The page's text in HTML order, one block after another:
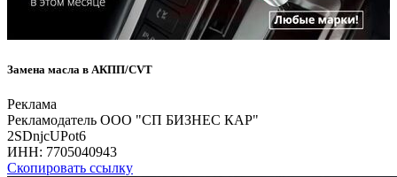
Замена масла в АКПП/CVT
Реклама
Рекламодатель ООО "СП БИЗНЕС КАР"
2SDnjcUPot6
ИНН: 7705040943
Скопировать ссылку